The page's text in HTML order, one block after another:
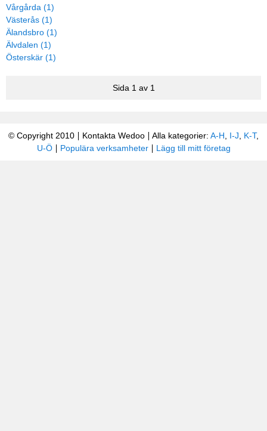
Vårgårda (1)
Västerås (1)
Älandsbro (1)
Älvdalen (1)
Österskär (1)
Sida 1 av 1
© Copyright 2010 Kontakta Wedoo Alla kategorier: A-H I-J K-T,
U-Ö
Populära verksamheter Lägg till mitt företag